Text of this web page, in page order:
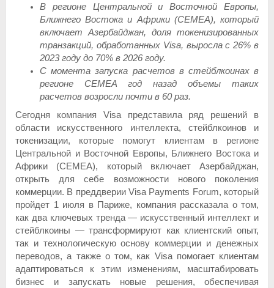
В регионе Центральной и Восточной Европы,
Ближнего Востока и Африки (CEMEA), который
включает Азербайджан, доля токенизированных
транзакций, обработанных Visa, выросла с 26% в
2023 году до 70% в 2026 году.
С момента запуска расчетов в стейблкоинах в
регионе CEMEA год назад объемы таких
расчетов возросли почти в 60 раз.
Сегодня компания Visa представила ряд решений в
области искусственного интеллекта, стейблкоинов и
токенизации, которые помогут клиентам в регионе
Центральной и Восточной Европы, Ближнего Востока и
Африки (CEMEA), который включает Азербайджан,
открыть для себе возможности нового поколения
коммерции. В преддверии Visa Payments Forum, который
пройдет 1 июля в Париже, компания рассказала о том,
как два ключевых тренда — искусственный интеллект и
стейблкоины — трансформируют как клиентский опыт,
так и технологическую основу коммерции и денежных
переводов, а также о том, как Visa помогает клиентам
адаптироваться к этим изменениям, масштабировать
бизнес и запускать новые решения, обеспечивая